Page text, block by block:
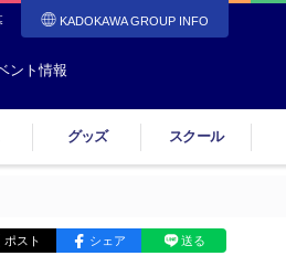
KADOKAWA GROUP INFO
ント情報
グッズ スクール
ポスト シェア 送る